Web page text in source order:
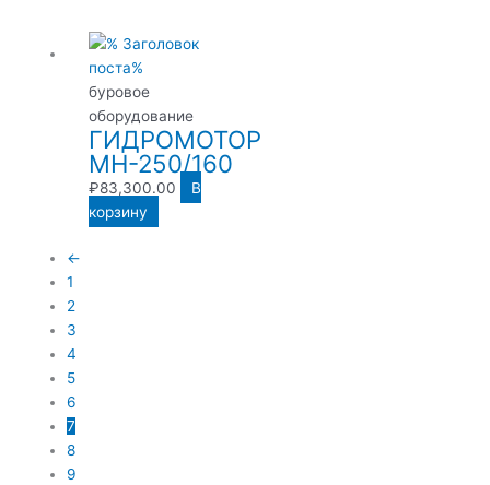
буровое
оборудование
ГИДРОМОТОР
МН-250/160
₽83,300.00
В
корзину
←
1
2
3
4
5
6
7
8
9